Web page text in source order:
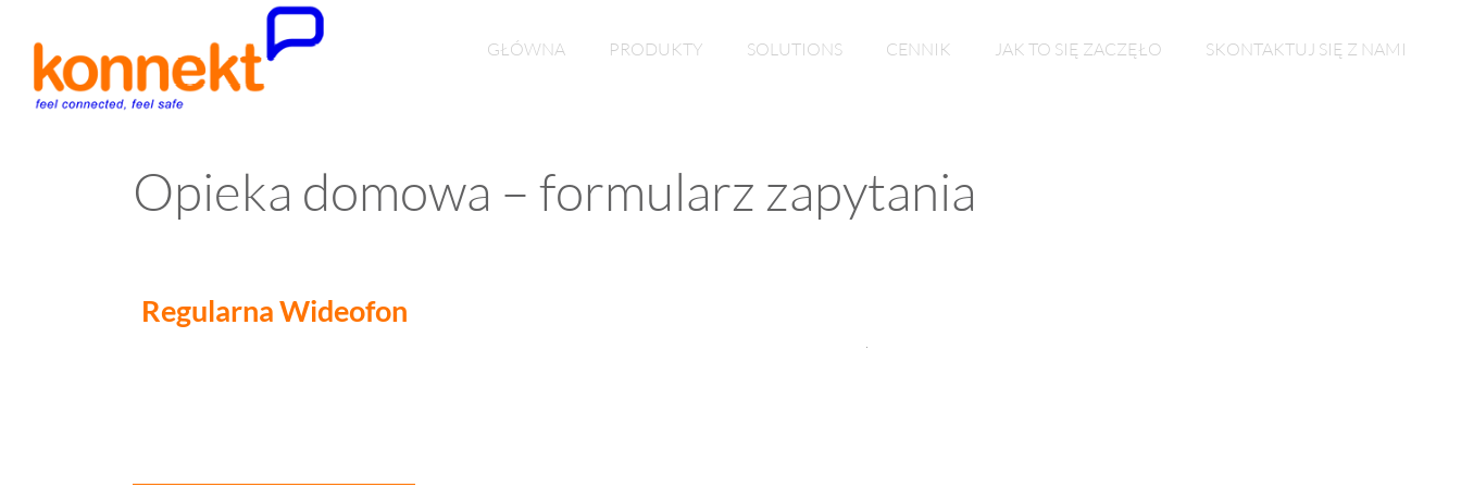
GŁÓWNA PRODUKTY SOLUTIONS CENNIK JAK TO SIĘ ZACZĘŁO SKONTAKTUJ SIĘ Z NAMI
Opieka domowa – formularz zapytania
RegularnaWideofon